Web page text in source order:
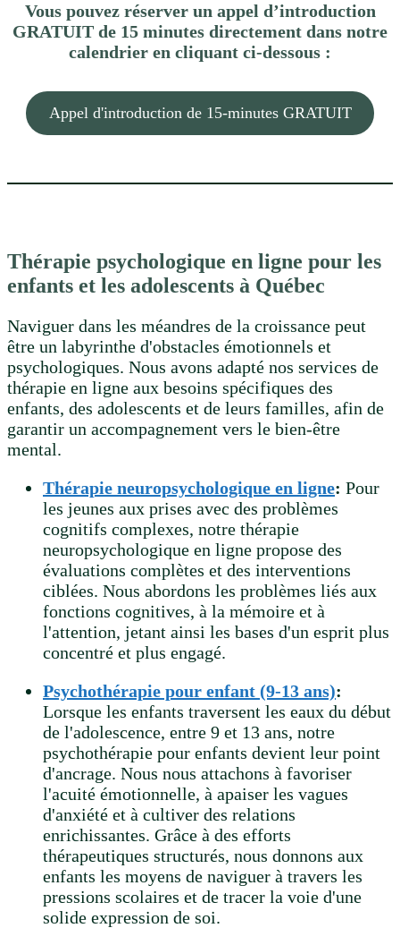
Vous pouvez réserver un appel d’introduction
GRATUIT de 15 minutes directement dans notre
calendrier en cliquant ci-dessous :
Appel d'introduction de 15-minutes GRATUIT
Thérapie psychologique en ligne pour les
enfants et les adolescents à Québec
Naviguer dans les méandres de la croissance peut
être un labyrinthe d'obstacles émotionnels et
psychologiques. Nous avons adapté nos services de
thérapie en ligne aux besoins spécifiques des
enfants, des adolescents et de leurs familles, afin de
garantir un accompagnement vers le bien-être
mental.
Thérapie neuropsychologique en ligne: Pour
les jeunes aux prises avec des problèmes
cognitifs complexes, notre thérapie
neuropsychologique en ligne propose des
évaluations complètes et des interventions
ciblées. Nous abordons les problèmes liés aux
fonctions cognitives, à la mémoire et à
l'attention, jetant ainsi les bases d'un esprit plus
concentré et plus engagé.
Psychothérapie pour enfant (9-13 ans):
Lorsque les enfants traversent les eaux du début
de l'adolescence, entre 9 et 13 ans, notre
psychothérapie pour enfants devient leur point
d'ancrage. Nous nous attachons à favoriser
l'acuité émotionnelle, à apaiser les vagues
d'anxiété et à cultiver des relations
enrichissantes. Grâce à des efforts
thérapeutiques structurés, nous donnons aux
enfants les moyens de naviguer à travers les
pressions scolaires et de tracer la voie d'une
solide expression de soi.